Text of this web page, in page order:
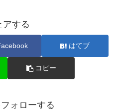
アする
はてブ
コピー
ォローする